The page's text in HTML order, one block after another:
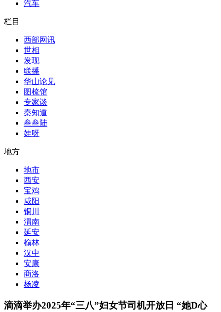
汽车
栏目
西部网讯
世相
发现
联播
华山论见
图梳馆
专家谈
秦知道
叁叁陆
娃呀
地方
地市
西安
宝鸡
咸阳
铜川
渭南
延安
榆林
汉中
安康
商洛
杨凌
滴滴举办2025年“三八”妇女节司机开放日 “她D心